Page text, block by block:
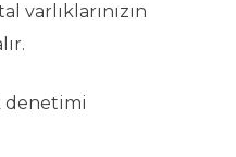
varlıklarınızın
denetimi